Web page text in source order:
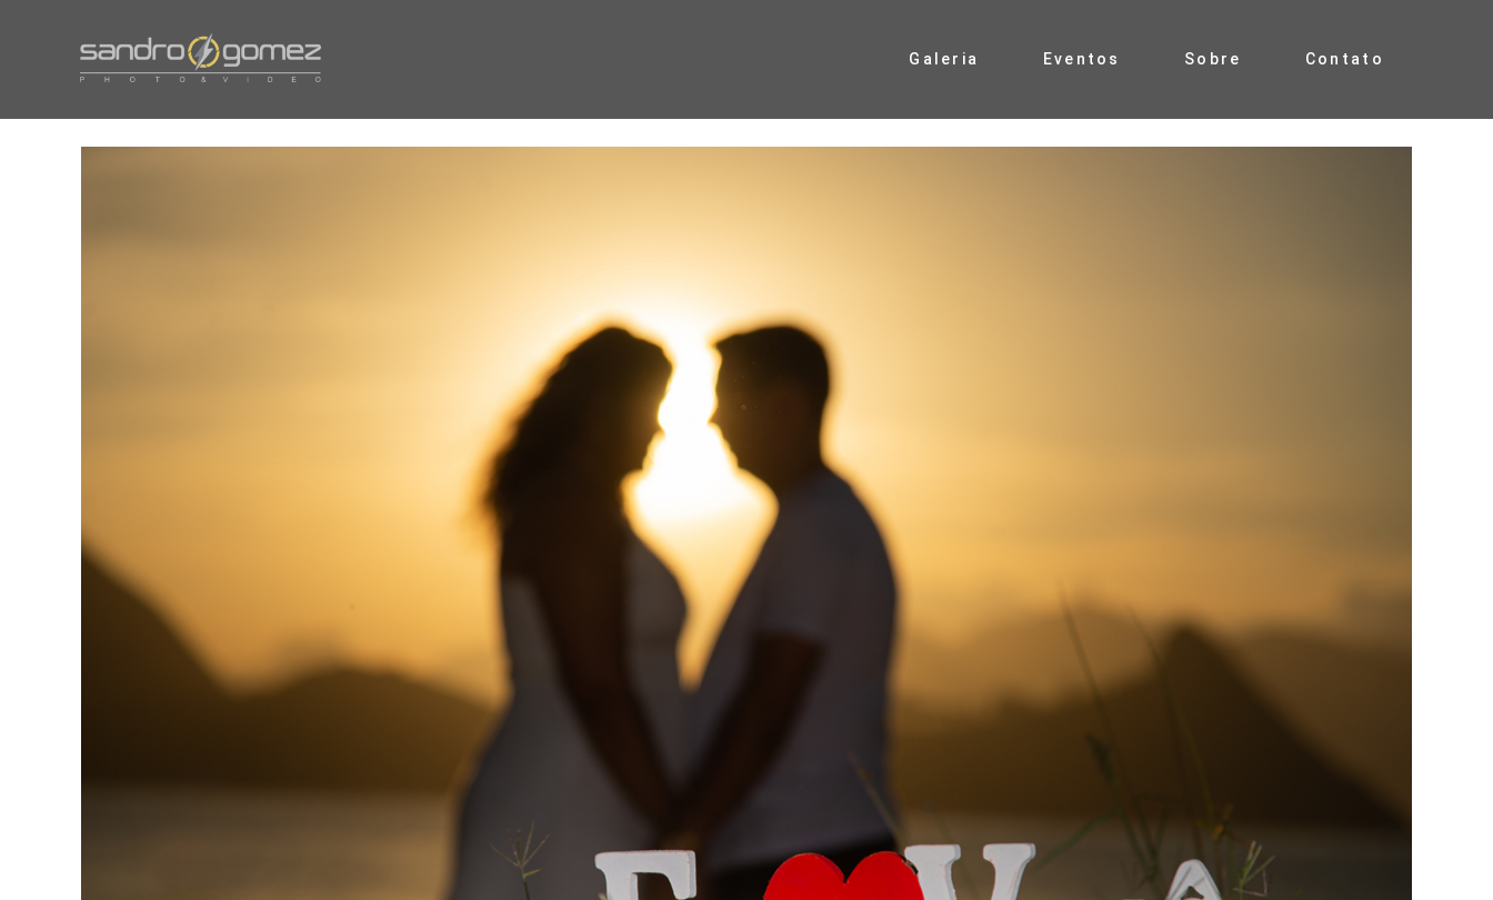
Galeria Eventos Sobre Contato